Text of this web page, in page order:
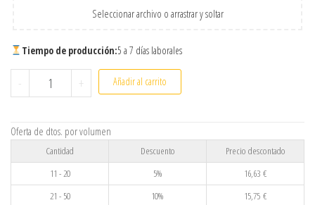
Seleccionar archivo o arrastrar y soltar
Tiempo de producción:5 a 7 días laborales
- Jarra de cristal personalizada 500 ml efecto hielo | Jarra
+ Añadir al carrito
Oferta de dtos. por volumen
Cantidad Descuento
Precio descontado
11 - 20
5% 16,63 €
21 - 50
10% 15,75 €